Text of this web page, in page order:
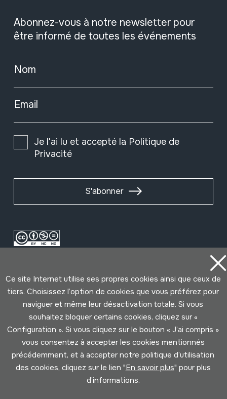
Abonnez-vous à notre newsletter pour
être informé de toutes les événements
Nom
Email
Je l'ai lu et accepté la Politique de
Privacité
S'abonner
Conditions d'Utilisation
Politique de Privacité
Cookies politique
Développé par Lotura
Ce site Internet utilise ses propres cookies ainsi que ceux de
tiers. Choisissez l’option de cookies que vous préférez pour
naviguer et même leur désactivation totale. Si vous
souhaitez bloquer certains cookies, cliquez sur «
Configuration ». Si vous cliquez sur le bouton « J’ai compris »
vous consentez à accepter les cookies mentionnés
précédemment, et à accepter notre politique d’utilisation
des cookies, cliquez sur le lien "En savoir plus" pour plus
d’informations.